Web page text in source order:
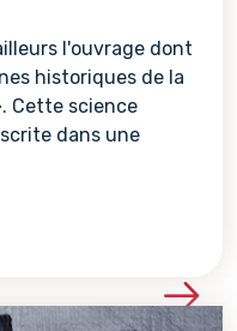
l'ouvrage dont
historiques de la
Cette science
dans une
Voir les détails de la